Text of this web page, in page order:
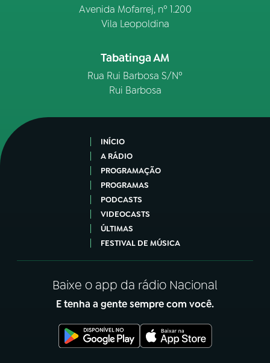
Avenida Mofarrej, nº 1.200
Vila Leopoldina
Tabatinga AM
Rua Rui Barbosa S/Nº
Rui Barbosa
INÍCIO
A RÁDIO
PROGRAMAÇÃO
PROGRAMAS
PODCASTS
VIDEOCASTS
ÚLTIMAS
FESTIVAL DE MÚSICA
Baixe o app da rádio Nacional
E tenha a gente sempre com você.